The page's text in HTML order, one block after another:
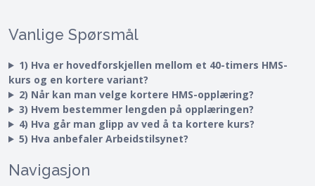
Vanlige Spørsmål
1) Hva er hovedforskjellen mellom et 40-timers HMS-
kurs og en kortere variant?
2) Når kan man velge kortere HMS-opplæring?
3) Hvem bestemmer lengden på opplæringen?
4) Hva går man glipp av ved å ta kortere kurs?
5) Hva anbefaler Arbeidstilsynet?
Navigasjon